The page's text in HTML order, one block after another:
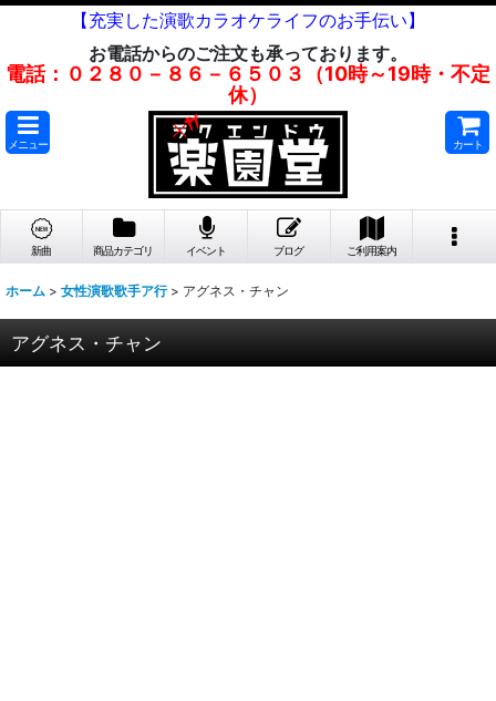
【充実した演歌カラオケライフのお手伝い】
お電話からのご注文も承っております。
電話：０２８０－８６－６５０３（10時～19時・不定
休）
メニュー カート
新曲 商品カテゴリ イベント ブログ ご利用案内
ホーム > 女性演歌歌手ア行 > アグネス・チャン
アグネス・チャン